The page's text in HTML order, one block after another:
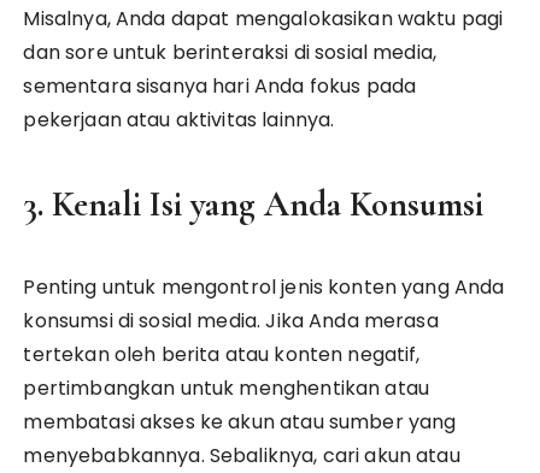
Misalnya, Anda dapat mengalokasikan waktu pagi
dan sore untuk berinteraksi di sosial media,
sementara sisanya hari Anda fokus pada
pekerjaan atau aktivitas lainnya.
3. Kenali Isi yang Anda Konsumsi
Penting untuk mengontrol jenis konten yang Anda
konsumsi di sosial media. Jika Anda merasa
tertekan oleh berita atau konten negatif,
pertimbangkan untuk menghentikan atau
membatasi akses ke akun atau sumber yang
menyebabkannya. Sebaliknya, cari akun atau